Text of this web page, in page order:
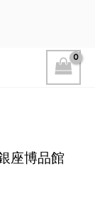
座博品館